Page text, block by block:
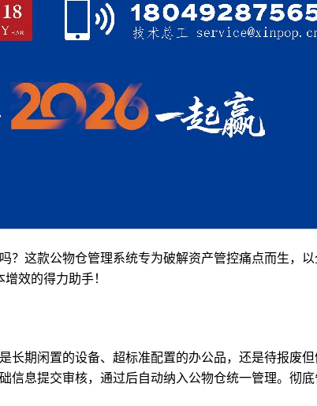
这款公物仓管理系统专为破解资产管控痛点而生，
效的得力助手！
期闲置的设备、超标准配置的办公品，还是待报废
信息提交审核，通过后自动纳入公物仓统一管理。彻